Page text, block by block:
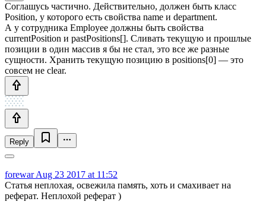
Соглашусь частично. Действительно, должен быть класс
Position, у которого есть свойства name и department.
А у сотрудника Employee должны быть свойства
currentPosition и pastPositions[]. Сливать текущую и прошлые
позиции в один массив я бы не стал, это все же разные
сущности. Хранить текущую позицию в positions[0] — это
совсем не clear.
Reply
forewarAug 23 2017 at 11:52
Статья неплохая, освежила память, хоть и смахивает на
реферат. Неплохой реферат )